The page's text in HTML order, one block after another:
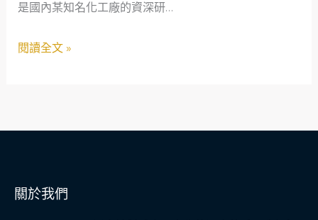
是國內某知名化工廠的資深研…
當
如
社
全
閱讀全文 »
關於我們